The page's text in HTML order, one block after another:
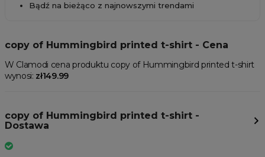
Bądź na bieżąco z najnowszymi trendami
copy of Hummingbird printed t-shirt - Cena
W Clamodi cena produktu copy of Hummingbird printed t-shirt
wynosi: zł149.99
copy of Hummingbird printed t-shirt -
Dostawa